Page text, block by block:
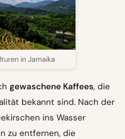
in Jamaika
gewaschene Kaffees, die
bekannt sind. Nach der
ins Wasser
zu entfernen, die